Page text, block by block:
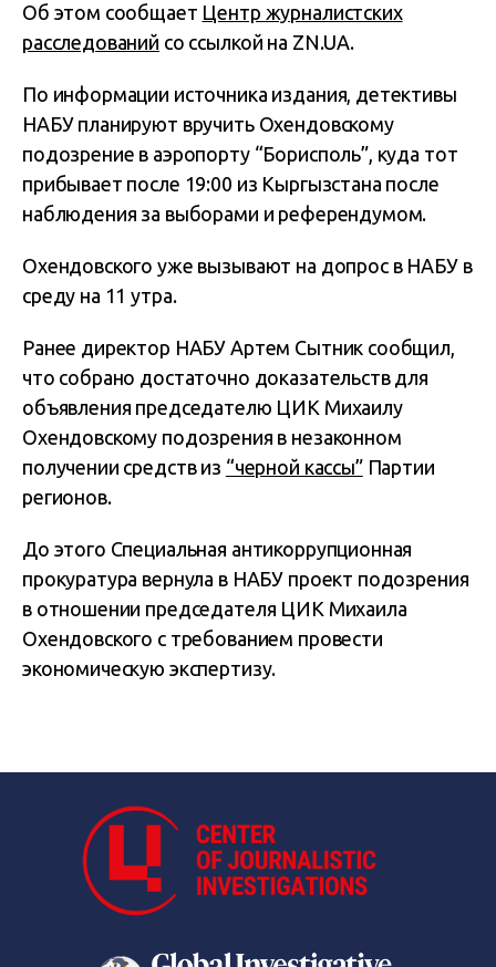
Об этом сообщает Центр журналистских
расследований со ссылкой на ZN.UA.
По информации источника издания, детективы
НАБУ планируют вручить Охендовскому
подозрение в аэропорту “Борисполь”, куда тот
прибывает после 19:00 из Кыргызстана после
наблюдения за выборами и референдумом.
Охендовского уже вызывают на допрос в НАБУ в
среду на 11 утра.
Ранее директор НАБУ Артем Сытник сообщил,
что собрано достаточно доказательств для
объявления председателю ЦИК Михаилу
Охендовскому подозрения в незаконном
получении средств из “черной кассы”Партии
регионов.
До этого Специальная антикоррупционная
прокуратура вернула в НАБУ проект подозрения
в отношении председателя ЦИК Михаила
Охендовского с требованием провести
экономическую экспертизу.